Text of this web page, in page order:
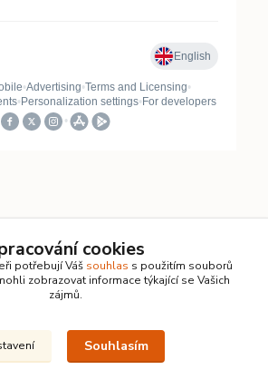
422 729
cookies
potřebují Váš souhlas s použitím souborů
zobrazovat informace týkající se Vašich
zájmů.
Souhlasím